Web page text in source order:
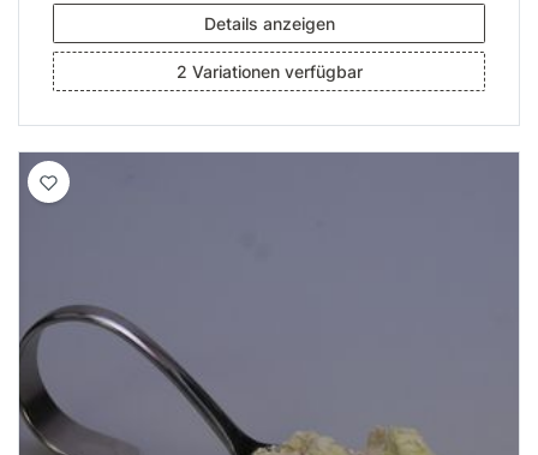
Details anzeigen
2 Variationen verfügbar